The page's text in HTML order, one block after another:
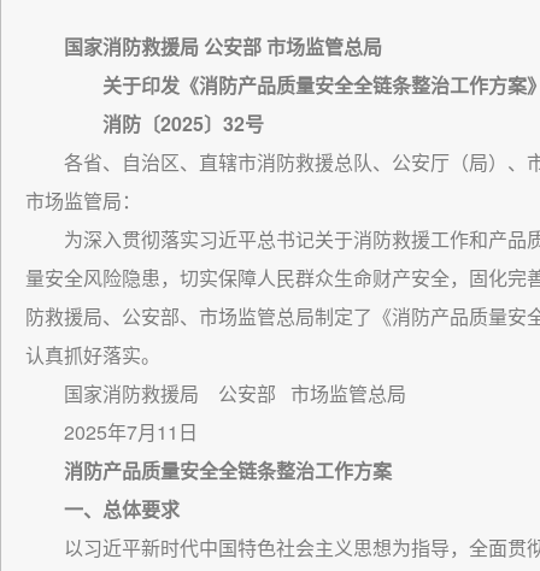
国家消防救援局 公安部 市场监管总局
关于印发《消防产品质量安全全链条整治工作方案
消防〔2025〕32号
各省、自治区、直辖市消防救援总队、公安厅（局）
市场监管局：
为深入贯彻落实习近平总书记关于消防救援工作和产
量安全风险隐患，切实保障人民群众生命财产安全，固化完
防救援局、公安部、市场监管总局制定了《消防产品质量
认真抓好落实。
国家消防救援局 公安部 市场监管总局
2025年7月11日
消防产品质量安全全链条整治工作方案
一、总体要求
以习近平新时代中国特色社会主义思想为指导，全面